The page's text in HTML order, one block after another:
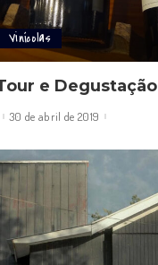
Vinícolas
e Degustação
30 de abril de 2019